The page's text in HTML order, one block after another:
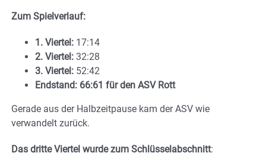
Zum Spielverlauf:
1. Viertel: 17:14
2. Viertel: 32:28
3. Viertel: 52:42
Endstand: 66:61 für den ASV Rott
Gerade aus der Halbzeitpause kam der ASV wie
verwandelt zurück.
Das dritte Viertel wurde zum Schlüsselabschnitt: